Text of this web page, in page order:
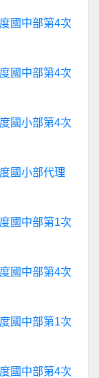
國中部第4次
國中部第4次
國小部第4次
國小部代理
國中部第1次
國中部第4次
國中部第1次
國中部第4次